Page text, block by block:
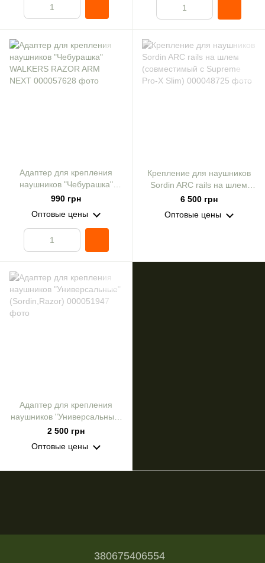
Адаптер для крепления
наушников "Чебурашка"
WALKERS RAZOR ARM
990 грн
Оптовые цены
Крепление для наушников
Sordin ARC rails на шлем
(совместимый с Supreme
6 500 грн
Оптовые цены
Адаптер для крепления
наушников "Универсальные"
(Sordin,Razor)
2 500 грн
Оптовые цены
380675406554